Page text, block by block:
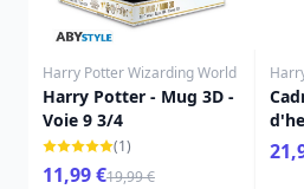
Harry Potter Wizarding World
Harry Potter - Mug 3D -
Voie 9 3/4
(1)
11,99 €19,99 €